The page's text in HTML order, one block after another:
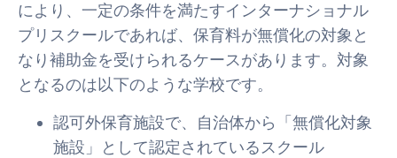
により、一定の条件を満たすインターナショナル
プリスクールであれば、保育料が無償化の対象と
なり補助金を受けられるケースがあります。対象
となるのは以下のような学校です。
認可外保育施設で、自治体から「無償化対象
施設」として認定されているスクール